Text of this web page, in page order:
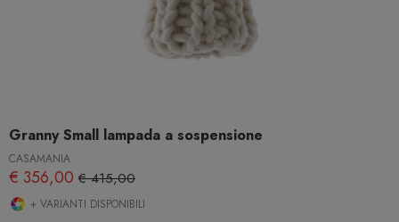
Granny Small lampada a sospensione
CASAMANIA
€ 356,00 € 415,00
+ VARIANTI DISPONIBILI